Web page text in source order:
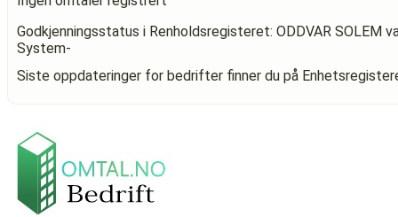
Godkjenningsstatus i Renholdsregisteret: ODDVAR SOLEM
System-
Siste oppdateringer for bedrifter finner du på